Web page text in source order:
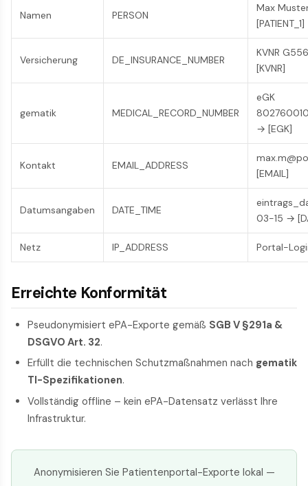
Namen PERSON
Max
[PATIENT_1]
Versicherung DE_INSURANCE_NUMBER
KVNR
[KVNR]
gematik MEDICAL_RECORD_NUMBER
eGK
→ [EGK]
Kontakt EMAIL_ADDRESS
[EMAIL]
Datumsangaben DATE_TIME
03-15 →
Netz IP_ADDRESS Portal-
Erreichte Konformität
Pseudonymisiert ePA-Exporte gemäß SGB V §291a &
DSGVO Art. 32.
Erfüllt die technischen Schutzmaßnahmen nach gematik
TI-Spezifikationen.
Vollständig offline – kein ePA-Datensatz verlässt Ihre
Infrastruktur.
Anonymisieren Sie Patientenportal-Exporte lokal —